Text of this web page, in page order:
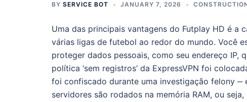
BY SERVICE BOT JANUARY 7, 2026
Uma das principais vantagens do Futplay HD é a
várias ligas de futebol ao redor do mundo. Você
proteger dados pessoais, como seu endereço IP,
política ‘sem registros’ da ExpressVPN foi
foi confiscado durante uma investigação felony ‒
servidores são rodados na memória RAM, ou